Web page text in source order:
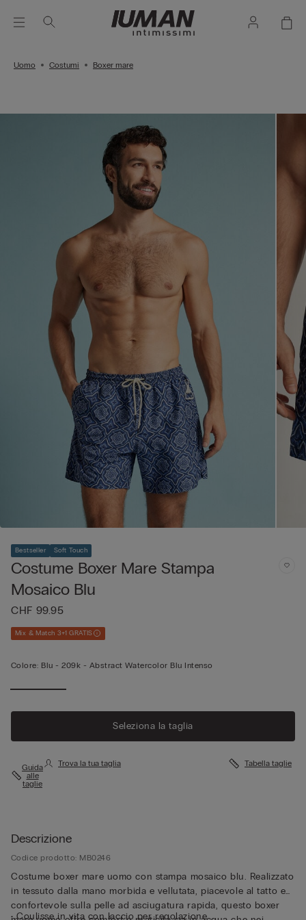
Uomo Costumi Boxer mare
Bestseller Soft Touch
Costume Boxer Mare Stampa
Mosaico Blu
CHF 99.95
Mix & Match 3+1 GRATIS
Colore: Blu -209k - Abstract Watercolor Blu Intenso
Seleziona la taglia
Guida
alle
taglie
Trova la tua taglia Tabella taglie
Descrizione
Codice prodotto: MB0246
Costume boxer mare uomo con stampa mosaico blu. Realizzato
in tessuto dalla mano morbida e vellutata, piacevole al tatto e
confortevole sulla pelle ad asciugatura rapida, questo boxer
• Coulisse in vita con laccio per regolazione